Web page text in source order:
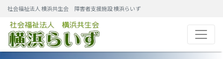
社会福祉法人 横浜共生会 障害者支援施設 横浜らいず